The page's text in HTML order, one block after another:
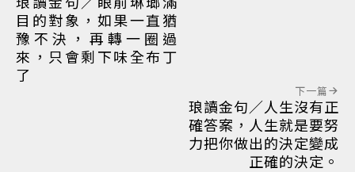
目的對象，如果一直猶
豫不決，再轉一圈過
來，只會剩下味全布丁
了
下一篇
琅讀金句／人生沒有正
確答案，人生就是要努
力把你做出的決定變成
正確的決定。